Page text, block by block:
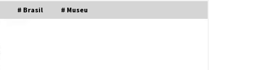
# Brasil # Museu